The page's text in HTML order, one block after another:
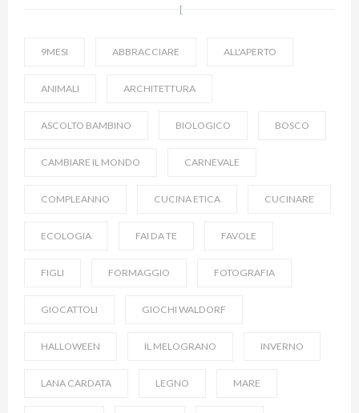
9MESI ABBRACCIARE ALL'APERTO
ANIMALI ARCHITETTURA
ASCOLTO BAMBINO BIOLOGICO BOSCO
CAMBIARE IL MONDO CARNEVALE
COMPLEANNO CUCINA ETICA CUCINARE
ECOLOGIA FAI DA TE FAVOLE
FIGLI FORMAGGIO FOTOGRAFIA
GIOCATTOLI GIOCHI WALDORF
HALLOWEEN IL MELOGRANO INVERNO
LANA CARDATA LEGNO MARE